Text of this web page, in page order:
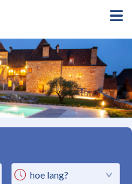
hoe lang?